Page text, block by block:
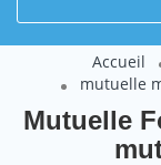
Accueil
mutuelle
Mutuelle